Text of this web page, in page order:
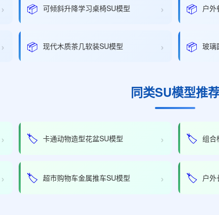
› 📦 可倾斜升降学习桌椅SU模型 › 📦 户外
› 📦 现代木质茶几软装SU模型 › 📦 玻璃
同类SU模型推
› 🏷️ 卡通动物造型花盆SU模型 › 🏷️ 组合
› 🏷️ 超市购物车金属推车SU模型 › 🏷️ 户外